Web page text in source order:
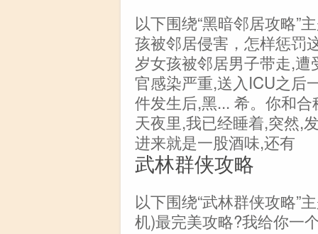
以下围绕“黑暗邻居攻略”
孩被邻居侵害，怎样惩罚
岁女孩被邻居男子带走,
官感染严重,送入ICU之后
件发生后,黑... 希。你和
天夜里,我已经睡着,突然,
进来就是一股酒味,还有
武林群侠攻略
以下围绕“武林群侠攻略”
机)最完美攻略?我给你一